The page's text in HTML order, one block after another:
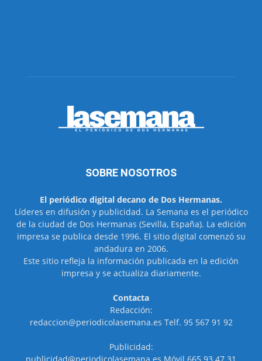
SOBRE NOSOTROS
El periódico digital decano de Dos Hermanas.
Líderes en difusión y publicidad. La Semana es el periódico
de la ciudad de Dos Hermanas (Sevilla, España). La edición
impresa se publica desde 1996. El sitio digital comenzó su
andadura en 2006.
Este sitio refleja la información publicada en la edición
impresa y se actualiza diariamente.
Contacta
Redacción:
redaccion@periodicolasemana.es Telf. 95 567 91 92
Publicidad: